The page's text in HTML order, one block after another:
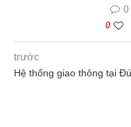
0
0
trước
Hệ thống giao thông tại